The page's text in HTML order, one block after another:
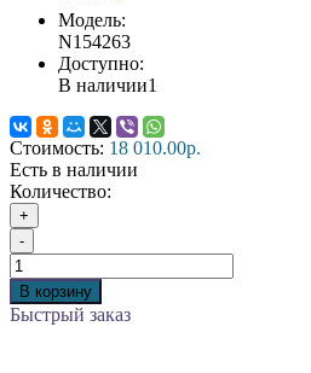
Модель:
N154263
Доступно:
В наличии1
Стоимость: 18 010.00р.
Есть в наличии
Количество:
+
-
В корзину
Быстрый заказ